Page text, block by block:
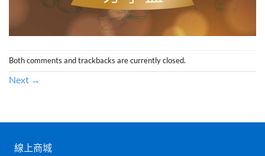
Both comments and trackbacks are currently closed.
Next →
線上商城